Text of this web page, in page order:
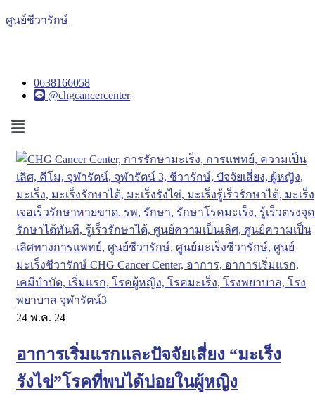
ศูนย์ชีวารักษ์
0638166058
@chgcancercenter
Menu
24 พ.ค. 24
อาการเริ่มแรกและปัจจัยเสี่ยง “มะเร็ง
รังไข่”โรคที่พบได้บ่อยในผู้หญิง